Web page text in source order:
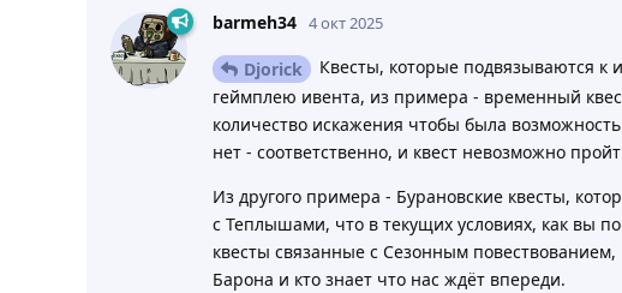
barmeh34 4 окт 2025
Djorick
Квесты, которые подвязываются к
геймплею ивента, из примера - временный
количество искажения чтобы была
нет - соответственно, и квест невозможно
Из другого примера - Бурановские квесты,
с Теплышами, что в текущих условиях, как вы
квесты связанные с Сезонным
Барона и кто знает что нас ждёт впереди.